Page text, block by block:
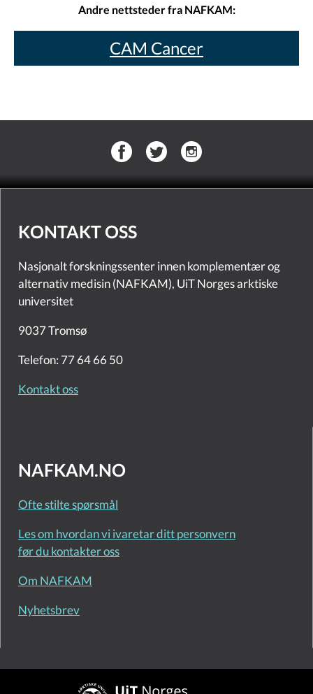
Andre nettsteder fra NAFKAM:
CAM Cancer
KONTAKT OSS
Nasjonalt forskningssenter innen komplementær og
alternativ medisin (NAFKAM), UiT Norges arktiske
universitet
9037 Tromsø
Telefon: 77 64 66 50
Kontakt oss
NAFKAM.NO
Ofte stilte spørsmål
Les om hvordan vi ivaretar ditt personvern
før du kontakter oss
Om NAFKAM
Nyhetsbrev